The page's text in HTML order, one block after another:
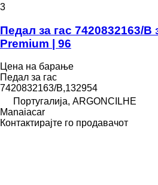
3
Педал за гас 7420832163/
Premium | 96
Цена на барање
Педал за гас
7420832163/B,132954
Португалија, ARGONCILHE
Manaiacar
Контактирајте го продавачот